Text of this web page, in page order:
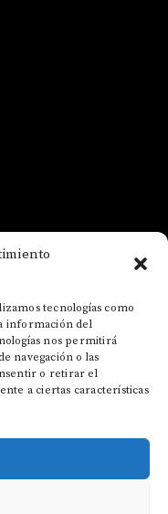
tecnologías como
información del
nos permitirá
navegación o las
o retirar el
a ciertas características